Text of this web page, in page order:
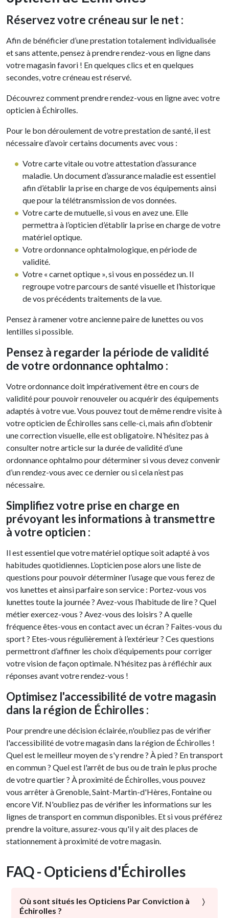
Réservez votre créneau sur le net :
Afin de bénéficier d’une prestation totalement individualisée
et sans attente, pensez à prendre rendez-vous en ligne dans
votre magasin favori ! En quelques clics et en quelques
secondes, votre créneau est réservé.
Découvrez comment prendre rendez-vous en ligne avec votre
opticien à Échirolles.
Pour le bon déroulement de votre prestation de santé, il est
nécessaire d’avoir certains documents avec vous :
Votre carte vitale ou votre attestation d’assurance
maladie. Un document d’assurance maladie est essentiel
afin d’établir la prise en charge de vos équipements ainsi
que pour la télétransmission de vos données.
Votre carte de mutuelle, si vous en avez une. Elle
permettra à l’opticien d’établir la prise en charge de votre
matériel optique.
Votre ordonnance ophtalmologique, en période de
validité.
Votre « carnet optique », si vous en possédez un. Il
regroupe votre parcours de santé visuelle et l’historique
de vos précédents traitements de la vue.
Pensez à ramener votre ancienne paire de lunettes ou vos
lentilles si possible.
Pensez à regarder la période de validité
de votre ordonnance ophtalmo :
Votre ordonnance doit impérativement être en cours de
validité pour pouvoir renouveler ou acquérir des équipements
adaptés à votre vue. Vous pouvez tout de même rendre visite à
votre opticien de Échirolles sans celle-ci, mais afin d’obtenir
une correction visuelle, elle est obligatoire. N’hésitez pas à
consulter notre article sur la durée de validité d’une
ordonnance ophtalmo pour déterminer si vous devez convenir
d’un rendez-vous avec ce dernier ou si cela n’est pas
nécessaire.
Simplifiez votre prise en charge en
prévoyant les informations à transmettre
à votre opticien :
Il est essentiel que votre matériel optique soit adapté à vos
habitudes quotidiennes. L’opticien pose alors une liste de
questions pour pouvoir déterminer l’usage que vous ferez de
vos lunettes et ainsi parfaire son service : Portez-vous vos
lunettes toute la journée ? Avez-vous l’habitude de lire ? Quel
métier exercez-vous ? Avez-vous des loisirs ? A quelle
fréquence êtes-vous en contact avec un écran ? Faites-vous du
sport ? Etes-vous régulièrement à l’extérieur ? Ces questions
permettront d’affiner les choix d’équipements pour corriger
votre vision de façon optimale. N’hésitez pas à réfléchir aux
réponses avant votre rendez-vous !
Optimisez l'accessibilité de votre magasin
dans la région de Échirolles :
Pour prendre une décision éclairée, n'oubliez pas de vérifier
l'accessibilité de votre magasin dans la région de Échirolles !
Quel est le meilleur moyen de s'y rendre ? À pied ? En transport
en commun ? Quel est l'arrêt de bus ou de train le plus proche
de votre quartier ? À proximité de Échirolles, vous pouvez
vous arrêter à Grenoble, Saint-Martin-d'Hères, Fontaine ou
encore Vif. N'oubliez pas de vérifier les informations sur les
lignes de transport en commun disponibles. Et si vous préférez
prendre la voiture, assurez-vous qu'il y ait des places de
stationnement à proximité de votre magasin.
FAQ - Opticiens d'Échirolles
Où sont situés les Opticiens Par Conviction à
Échirolles ?